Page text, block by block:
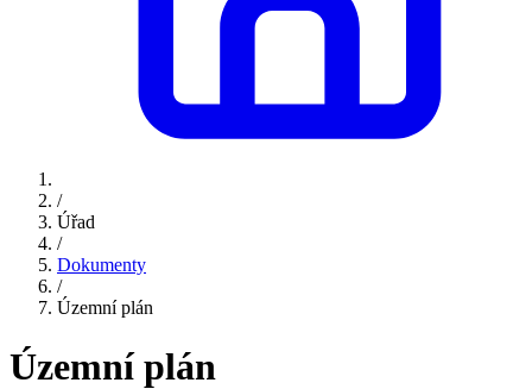
/
Úřad
/
Dokumenty
/
Územní plán
Územní plán